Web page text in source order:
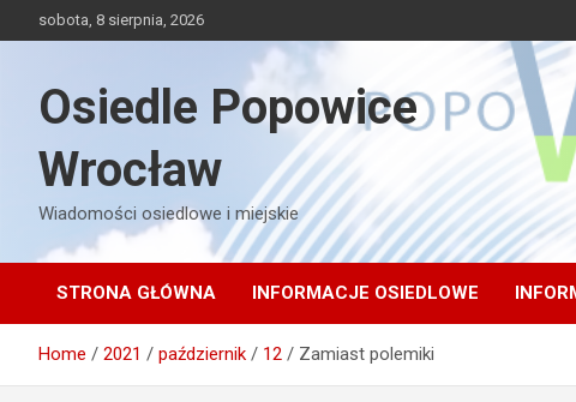
to
sobota, 8 sierpnia, 2026
Osiedle Popowice
Wrocław
Wiadomości osiedlowe i miejskie
STRONA GŁÓWNA INFORMACJE OSIEDLOWE
Home 2021 październik 12 Zamiast polemiki